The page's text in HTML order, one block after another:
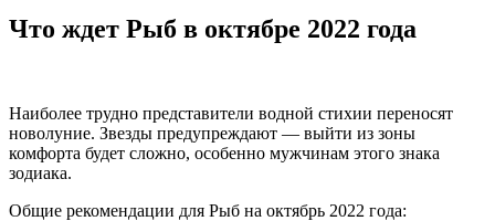
Что ждет Рыб в октябре 2022 года
Наиболее трудно представители водной стихии переносят
новолуние. Звезды предупреждают — выйти из зоны
комфорта будет сложно, особенно мужчинам этого знака
зодиака.
Общие рекомендации для Рыб на октябрь 2022 года: